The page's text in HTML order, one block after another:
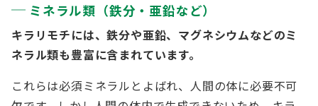
ミネラル類（鉄分・亜鉛など）
キラリモチには、鉄分や亜鉛、マグネシウムなどのミ
ネラル類も豊富に含まれています。
これらは必須ミネラルとよばれ、人間の体に必要不可